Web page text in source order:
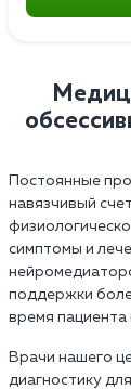
Постоянные
навязчивый
симптомы и
поддержки
время пациента
Врачи нашего
диагностику